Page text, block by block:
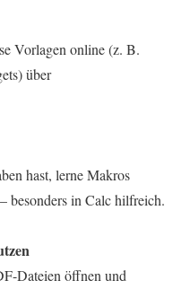
Vorlagen online (z. B.
über
hast, lerne Makros
besonders in Calc hilfreich.
Dateien öffnen und